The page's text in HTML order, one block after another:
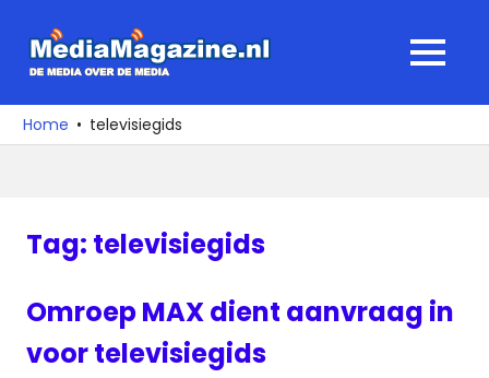
naar
media
over
MENU
Home televisiegids
Tag: televisiegids
Omroep MAX dient aanvraag in
voor televisiegids